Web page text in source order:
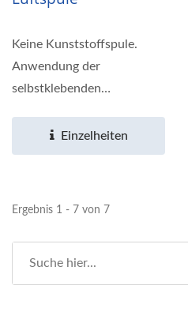
Keine Kunststoffspule.
Anwendung der
selbstklebenden
Andere Dimensionen...
Einzelheiten
Ergebnis 1 - 7 von 7